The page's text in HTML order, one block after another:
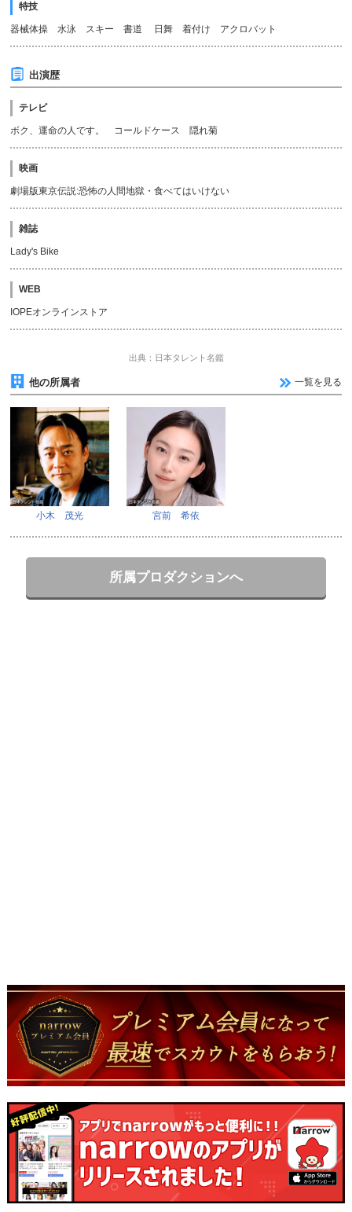
特技
器械体操 水泳 スキー 書道 日舞 着付け アクロバット
出演歴
テレビ
ボク、運命の人です。 コールドケース 隠れ菊
映画
劇場版東京伝説:恐怖の人間地獄・食べてはいけない
雑誌
Lady's Bike
WEB
IOPEオンラインストア
出典：日本タレント名鑑
他の所属者 一覧を見る
小木 茂光 宮前 希依
所属プロダクションへ